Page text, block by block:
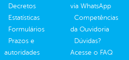
Decretos
Estatísticas
Formulários
Prazos e
autoridades
via WhatsApp
Competências
da Ouvidoria
Dúvidas?
Acesse o FAQ